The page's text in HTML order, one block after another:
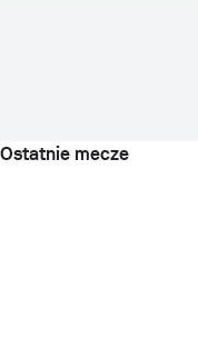
Ostatnie mecze